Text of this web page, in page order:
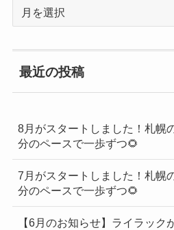
一
覧
最近の投稿
8月がスタートしました！札幌
分のペースで一歩ずつ🌻
7月がスタートしました！札幌
分のペースで一歩ずつ🌻
【6月のお知らせ】ライラック